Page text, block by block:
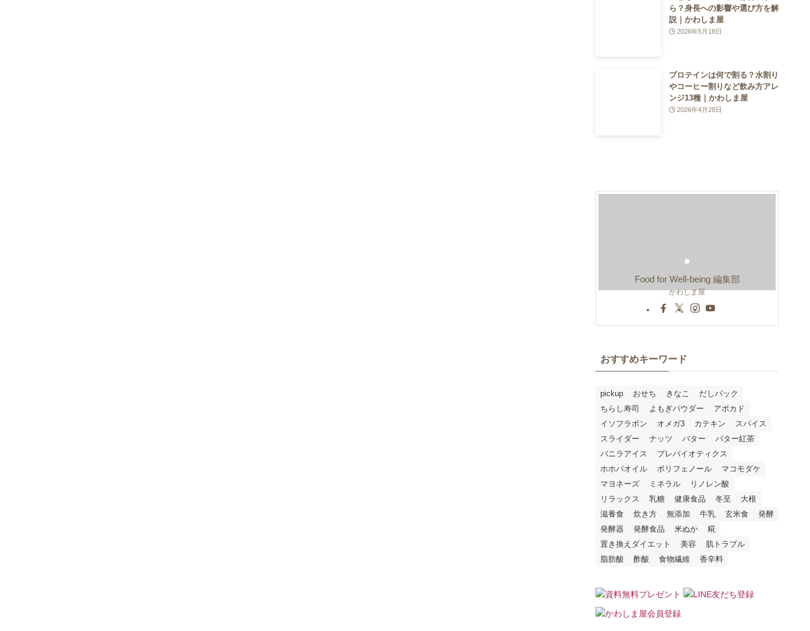
ら？身長への影響や選び方を解
説｜かわしま屋
2026年5月18日
プロテインは何で割る？水割り
やコーヒー割りなど飲み方アレ
ンジ13種｜かわしま屋
2026年4月28日
Food for Well-being 編集部
かわしま屋
おすすめキーワード
pickup おせち きなこ
だしパック
ちらし寿司
よもぎパウダー
アボカド
イソフラボン
オメガ3 カテキン
スパイス
スライダー
ナッツ バター
バター紅茶
バニラアイス
プレバイオティクス
ホホバオイル
ポリフェノール
マコモダケ
マヨネーズ
ミネラル
リノレン酸
リラックス
乳糖 健康食品 冬至
大根
滋養食
炊き方 無添加 牛乳 玄米食
発酵
発酵器
発酵食品 米ぬか
糀
置き換えダイエット
美容
肌トラブル
脂肪酸
酢酸 食物繊維 香辛料